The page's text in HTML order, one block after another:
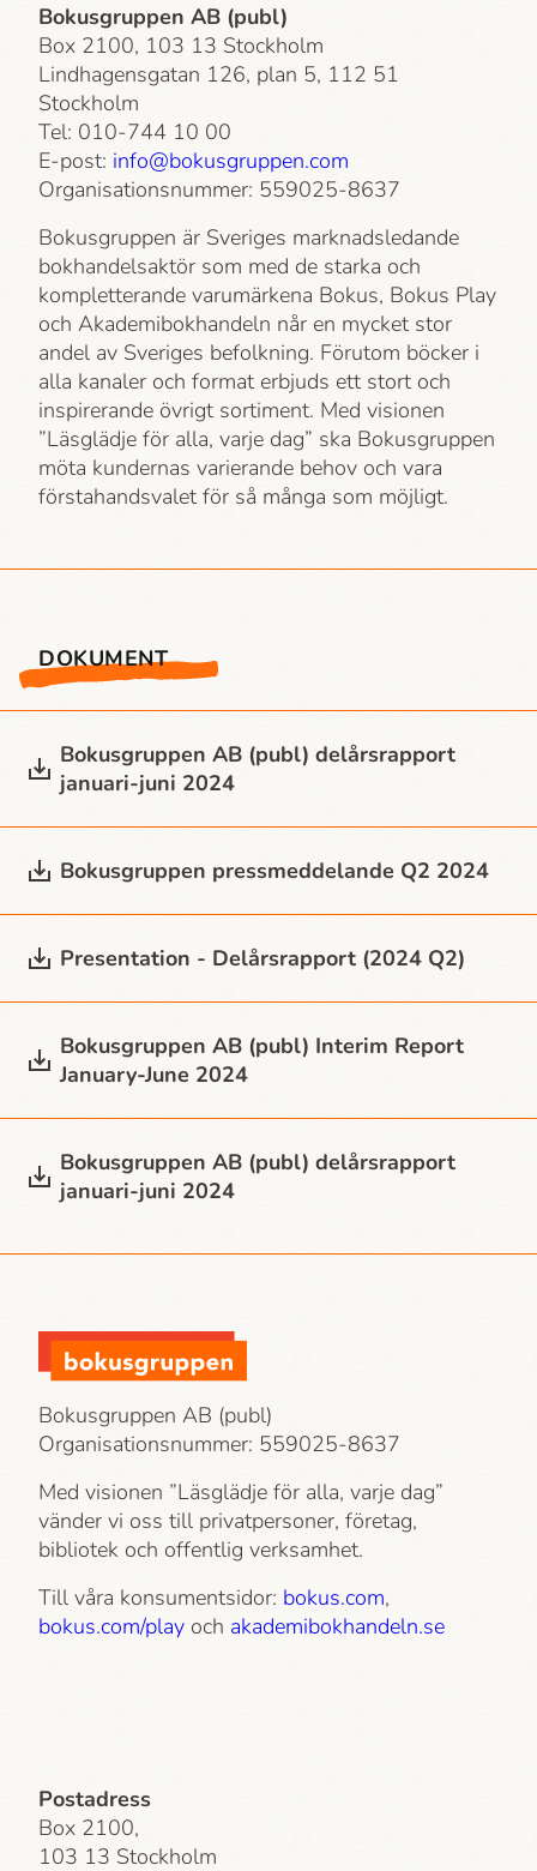
Bokusgruppen AB (publ)
Box 2100, 103 13 Stockholm
Lindhagensgatan 126, plan 5, 112 51
Stockholm
Tel: 010-744 10 00
E-post: info@bokusgruppen.com
Organisationsnummer: 559025-8637
Bokusgruppen är Sveriges marknadsledande
bokhandelsaktör som med de starka och
kompletterande varumärkena Bokus, Bokus Play
och Akademi­bokhandeln når en mycket stor
andel av Sveriges befolkning. Förutom böcker i
alla kanaler och format erbjuds ett stort och
inspirerande övrigt sortiment. Med visionen
”Läsglädje för alla, varje dag” ska Bokusgruppen
möta kundernas varierande behov och vara
förstahandsvalet för så många som möjligt.
DOKUMENT
Bokusgruppen AB (publ) delårsrapport
januari-juni 2024
Bokusgruppen press­meddelande Q2 2024
Presentation - Delårsrapport (2024 Q2)
Bokusgruppen AB (publ) Interim Report
January-June 2024
Bokusgruppen AB (publ) delårsrapport
januari-juni 2024
Bokusgruppen AB (publ)
Organisationsnummer: 559025-8637
Med visionen ”Läsglädje för alla, varje dag”
vänder vi oss till privatpersoner, företag,
bibliotek och offentlig verksamhet.
Till våra konsumentsidor: bokus.com,
bokus.com/play och akademi­bokhandeln.se
Postadress
Box 2100,
103 13 Stockholm